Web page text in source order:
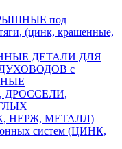
под
(цинк, крашенные,
ДЕТАЛИ ДЛЯ
с
НЕРЖ, МЕТАЛЛ)
систем (ЦИНК,